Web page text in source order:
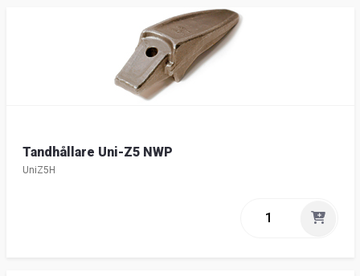
Tandhållare Uni-Z5 NWP
UniZ5H